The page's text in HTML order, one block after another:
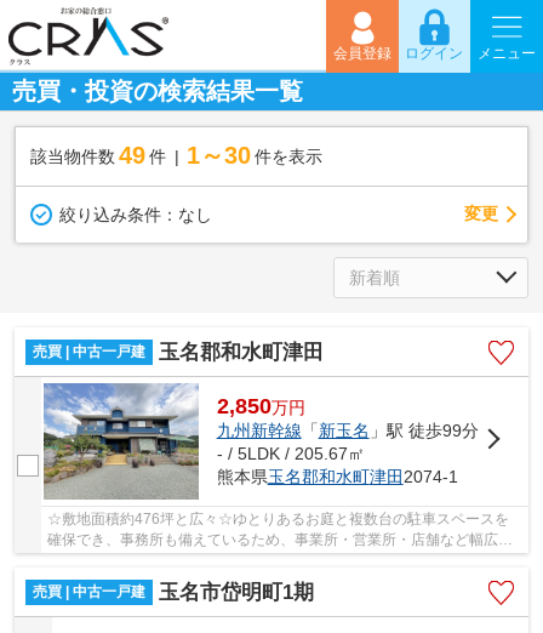
会員登録 ログイン メニュー
売買・投資の検索結果一覧
該当物件数 49件 1～30 件を表示
絞り込み条件： なし 変更
売買 | 中古一戸建 玉名郡和水町津田
2,850万円
九州新幹線 「新玉名 」駅 徒歩99分
- / 5LDK / 205.67㎡
熊本県玉名郡和水町津田2074-1
☆敷地面積約476坪と広々☆ゆとりあるお庭と複数台の駐車スペースを
確保でき、事務所も備えているため、事業所・営業所・店舗など幅広い
売買 | 中古一戸建
玉名市岱明町1期